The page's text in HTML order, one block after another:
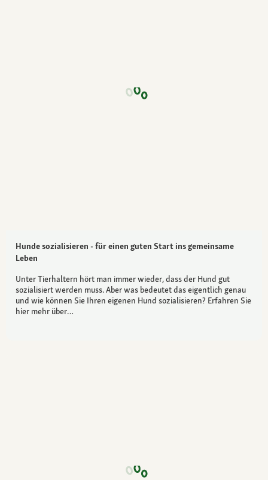
Hunde sozialisieren - für einen guten Start ins gemeinsame
Leben
Unter Tierhaltern hört man immer wieder, dass der Hund gut
sozialisiert werden muss. Aber was bedeutet das eigentlich genau
und wie können Sie Ihren eigenen Hund sozialisieren? Erfahren Sie
hier mehr über…